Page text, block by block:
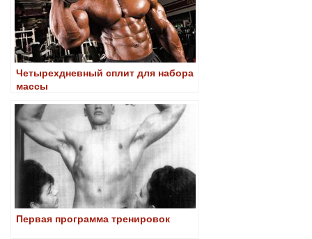
Четырехдневный сплит для набора
массы
Первая программа тренировок